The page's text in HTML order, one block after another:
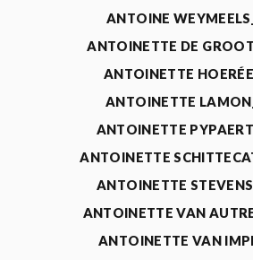
ANTOINE
ANTOINETTE DE
ANTOINETTE
ANTOINETTE
ANTOINETTE
ANTOINETTE
ANTOINETTE
ANTOINETTE VAN
ANTOINETTE VAN